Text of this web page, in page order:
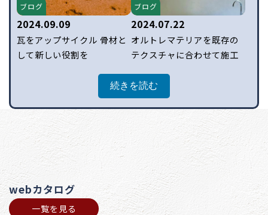
ブログ
2024.09.09
瓦をアップサイクル 骨材と
して新しい役割を
ブログ
2024.07.22
オルトレマテリアを既存の
テクスチャに合わせて施工
続きを読む
webカタログ
一覧を見る